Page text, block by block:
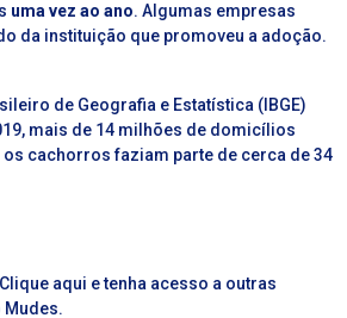
uma vez ao ano. Algumas empresas
da instituição que promoveu a adoção.
de Geografia e Estatística (IBGE)
mais de 14 milhões de domicílios
cachorros faziam parte de cerca de 34
Clique aqui e tenha acesso a outras
Mudes.